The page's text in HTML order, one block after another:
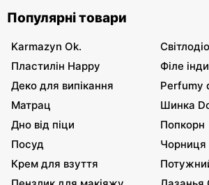
Популярні товари
Karmazyn Ok.
Пластилін Happy
Філе
Деко для випікання
Perfumy
Матрац
Шинка
Дно від піци
Попкорн
Посуд
Чорниця
Крем для взуття